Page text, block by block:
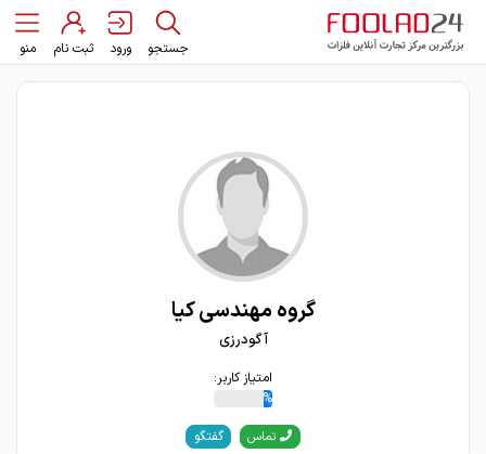
جستجو ورود ثبت نام منو
گروه مهندسی کیا
آ گودرزی
امتیاز کاربر:
14%
تماس گفتگو